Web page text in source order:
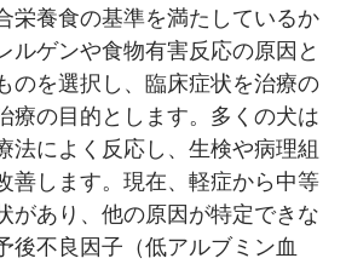
栄養食の基準を満たしているか
ルゲンや​食物有害反応の原因と
のを選択し、​臨床症状を治療の
療の目的​とします。多くの犬は
法によく反応し、生検や病理組
善します。​現在、軽症から中等
があり、他の原因が特定できな
後不良因子（低アルブミン血